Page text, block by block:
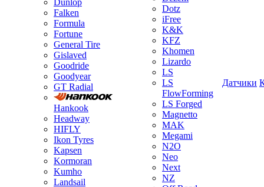
Dunlop
Falken
Formula
Fortune
General Tire
Gislaved
Goodride
Goodyear
GT Radial
Hankook
Headway
HIFLY
Ikon Tyres
Kapsen
Kormoran
Kumho
Landsail
Dotz
iFree
K&K
KFZ
Khomen
Lizardo
LS
LS
FlowForming
LS Forged
Magnetto
MAK
Megami
N2O
Neo
Next
NZ
Датчики